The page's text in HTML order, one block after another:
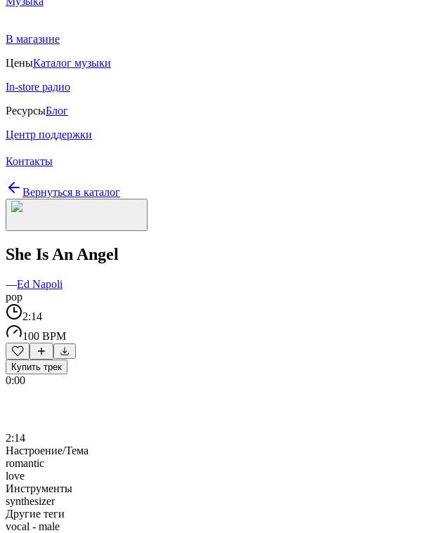
В магазине
ЦеныКаталог музыки
In-store радио
РесурсыБлог
Центр поддержки
Контакты
Вернуться в каталог
She Is An Angel
—Ed Napoli
pop
2:14
100 BPM
Купить трек
0:00
2:14
Настроение/Тема
romantic
love
Инструменты
synthesizer
Другие теги
vocal - male